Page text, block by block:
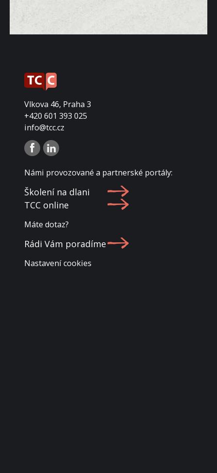
Vlkova 46, Praha 3
+420 601 393 025
info@tcc.cz
Námi provozované a partnerské portály:
Školení na dlani
TCC online
Máte dotaz?
Rádi Vám poradíme
Nastavení cookies